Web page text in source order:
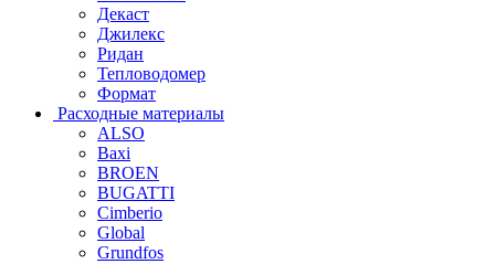
Декаст
Джилекс
Ридан
Тепловодомер
Формат
Расходные материалы
ALSO
Baxi
BROEN
BUGATTI
Cimberio
Global
Grundfos